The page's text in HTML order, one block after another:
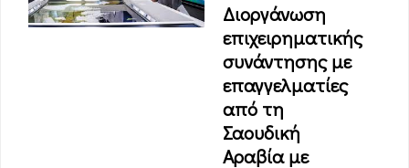
Διοργάνωση
επιχειρηματικής
συνάντησης με
επαγγελματίες
από τη
Σαουδική
Αραβία με